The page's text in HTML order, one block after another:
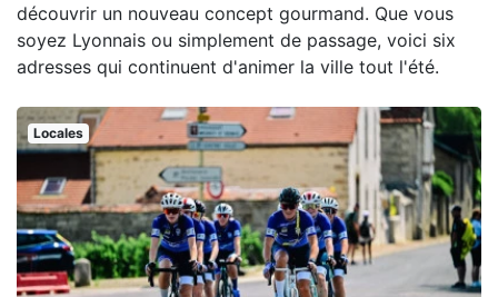
découvrir un nouveau concept gourmand. Que vous
soyez Lyonnais ou simplement de passage, voici six
adresses qui continuent d'animer la ville tout l'été.
Locales